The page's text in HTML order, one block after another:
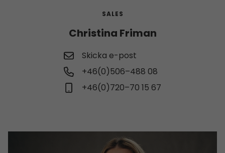
SALES
Christina Friman
Skicka e-post
+46(0)506–488 08
+46(0)720–70 15 67